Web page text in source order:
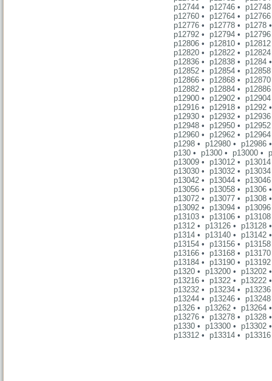
p12744 • p12746 • p12748
p12760 • p12764 • p12766
p12776 • p12778 • p1278
p12792 • p12794 • p12796
p12806 • p12810 • p12812
p12820 • p12822 • p12824
p12836 • p12838 • p1284
p12852 • p12854 • p12858
p12866 • p12868 • p12870
p12882 • p12884 • p12886
p12900 • p12902 • p12904
p12916 • p12918 • p1292
p12930 • p12932 • p12936
p12948 • p12950 • p12952
p12960 • p12962 • p12964
p1298 • p12980 • p12986
p130 • p1300 • p13000 •
p13009 • p13012 • p13014
p13030 • p13032 • p13034
p13042 • p13044 • p13046
p13056 • p13058 • p1306
p13072 • p13077 • p1308
p13092 • p13094 • p13096
p13103 • p13106 • p13108
p1312 • p13126 • p13128
p1314 • p13140 • p13142
p13154 • p13156 • p13158
p13166 • p13168 • p13170
p13184 • p13190 • p13192
p1320 • p13200 • p13202
p13216 • p1322 • p13222
p13232 • p13234 • p13236
p13244 • p13246 • p13248
p1326 • p13262 • p13264
p13276 • p13278 • p1328
p1330 • p13300 • p13302
p13312 • p13314 • p13316